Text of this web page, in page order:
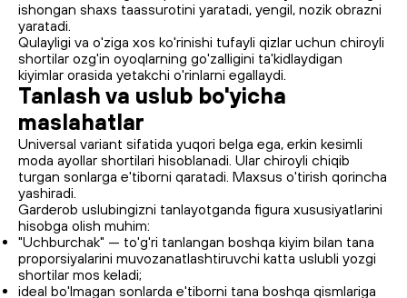
ishongan shaxs taassurotini yaratadi, yengil, nozik obrazni
yaratadi.
Qulayligi va o'ziga xos ko'rinishi tufayli qizlar uchun chiroyli
shortilar ozg'in oyoqlarning go'zalligini ta'kidlaydigan
kiyimlar orasida yetakchi o'rinlarni egallaydi.
Tanlash va uslub bo'yicha
maslahatlar
Universal variant sifatida yuqori belga ega, erkin kesimli
moda ayollar shortilari hisoblanadi. Ular chiroyli chiqib
turgan sonlarga e'tiborni qaratadi. Maxsus o'tirish qorincha
yashiradi.
Garderob uslubingizni tanlayotganda figura xususiyatlarini
hisobga olish muhim:
"Uchburchak" — to'g'ri tanlangan boshqa kiyim bilan tana
proporsiyalarini muvozanatlashtiruvchi katta uslubli yozgi
shortilar mos keladi;
ideal bo'lmagan sonlarda e'tiborni tana boshqa qismlariga